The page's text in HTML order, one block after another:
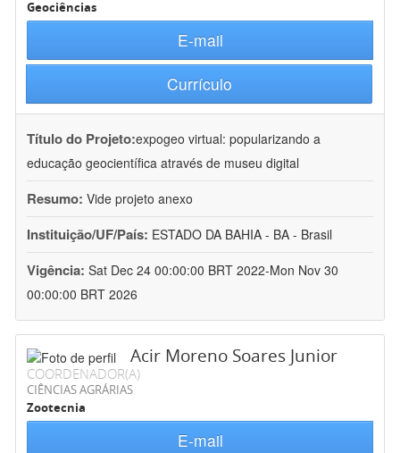
Geociências
E-mail
Currículo
Título do Projeto:expogeo virtual: popularizando a
educação geocientífica através de museu digital
Resumo: Vide projeto anexo
Instituição/UF/País: ESTADO DA BAHIA - BA - Brasil
Vigência: Sat Dec 24 00:00:00 BRT 2022-Mon Nov 30
00:00:00 BRT 2026
Acir Moreno Soares Junior
COORDENADOR(A)
CIÊNCIAS AGRÁRIAS
Zootecnia
E-mail